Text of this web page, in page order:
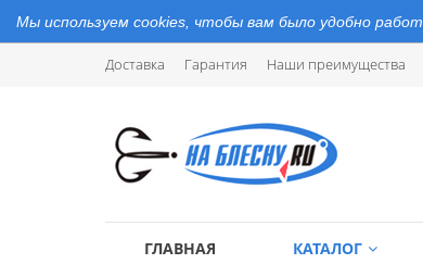
Мы используем cookies, чтобы вам было удобно
Доставка Гарантия Наши преимущества
ГЛАВНАЯ КАТАЛОГ